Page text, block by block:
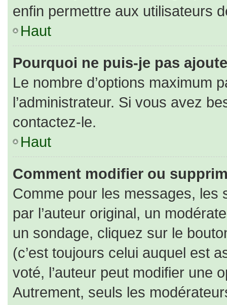
enfin permettre aux utilisateurs
Haut
Pourquoi ne puis-je pas
Le nombre d’options maximum
l’administrateur. Si vous avez
contactez-le.
Haut
Comment modifier ou
Comme pour les messages, les
par l’auteur original, un
un sondage, cliquez sur le
(c’est toujours celui auquel est
voté, l’auteur peut modifier une
Autrement, seuls les